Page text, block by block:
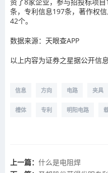
条，专利信息197条，著作权
42个。
数据来源：天眼查APP
以上内容为证券之星据公开信
信息 方向 电路 夹具
槽体 专利 明阳电路
上一篇： 什么是电阻焊